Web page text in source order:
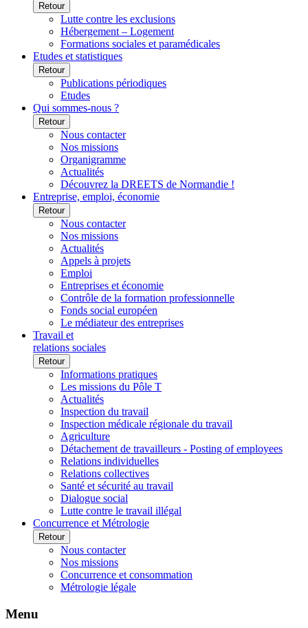
Retour
Lutte contre les exclusions
Hébergement – Logement
Formations sociales et paramédicales
Etudes et statistiques
Retour
Publications périodiques
Etudes
Qui sommes-nous ?
Retour
Nous contacter
Nos missions
Organigramme
Actualités
Découvrez la DREETS de Normandie !
Entreprise, emploi, économie
Retour
Nous contacter
Nos missions
Actualités
Appels à projets
Emploi
Entreprises et économie
Contrôle de la formation professionnelle
Fonds social européen
Le médiateur des entreprises
Travail et
relations sociales
Retour
Informations pratiques
Les missions du Pôle T
Actualités
Inspection du travail
Inspection médicale régionale du travail
Agriculture
Détachement de travailleurs - Posting of employees
Relations individuelles
Relations collectives
Santé et sécurité au travail
Dialogue social
Lutte contre le travail illégal
Concurrence et Métrologie
Retour
Nous contacter
Nos missions
Concurrence et consommation
Métrologie légale
Menu